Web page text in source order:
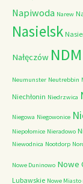
Napiwoda Narew
Nasielsk
Nałęczów NDM
Neumunster Neutrebbin
Niechłonin Niedrzwica
Niegowa Niegowonice
Niepołomice Nieradowo
Niewodnica Nootdorp
Nowe Duninowo Nowe
Lubawskie Nowe Miasto